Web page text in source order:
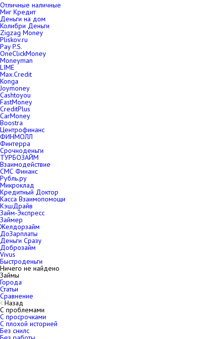
Отличные наличные
Миг Кредит
Деньги на дом
Колибри Деньги
Zigzag Money
Pliskov.ru
Pay P.S.
OneClickMoney
Moneyman
LIME
Max.Credit
Konga
Joymoney
Cashtoyou
FastMoney
CreditPlus
CarMoney
Boostra
Центрофинанс
ФИНМОЛЛ
Финтерра
Срочноденьги
ТУРБОЗАЙМ
Взаимодействие
СМС Финанс
Рубль.ру
Микроклад
Кредитный Доктор
Касса Взаимопомощи
КэшДрайв
Займ-Экспресс
Займер
Желдорзайм
ДоЗарплаты
Деньги Сразу
Доброзайм
Vivus
Быстроденьги
Ничего не найдено
Займы
Города
Статьи
Сравнение
Назад
С проблемами
С просрочками
С плохой историей
Без снилс